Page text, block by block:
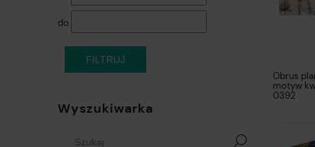
do
FILTRUJ
Wyszukiwarka
Obrus
motyw
0392